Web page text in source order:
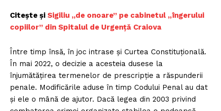
Citește și Sigiliu „de onoare” pe cabinetul „îngerului
copiilor” din Spitalul de Urgență Craiova
Între timp însă, în joc intrase și Curtea Constituțională.
În mai 2022, o decizie a acesteia dusese la
înjumătățirea termenelor de prescripție a răspunderii
penale. Modificările aduse în timp Codului Penal au dat
și ele o mână de ajutor. Dacă legea din 2003 privind